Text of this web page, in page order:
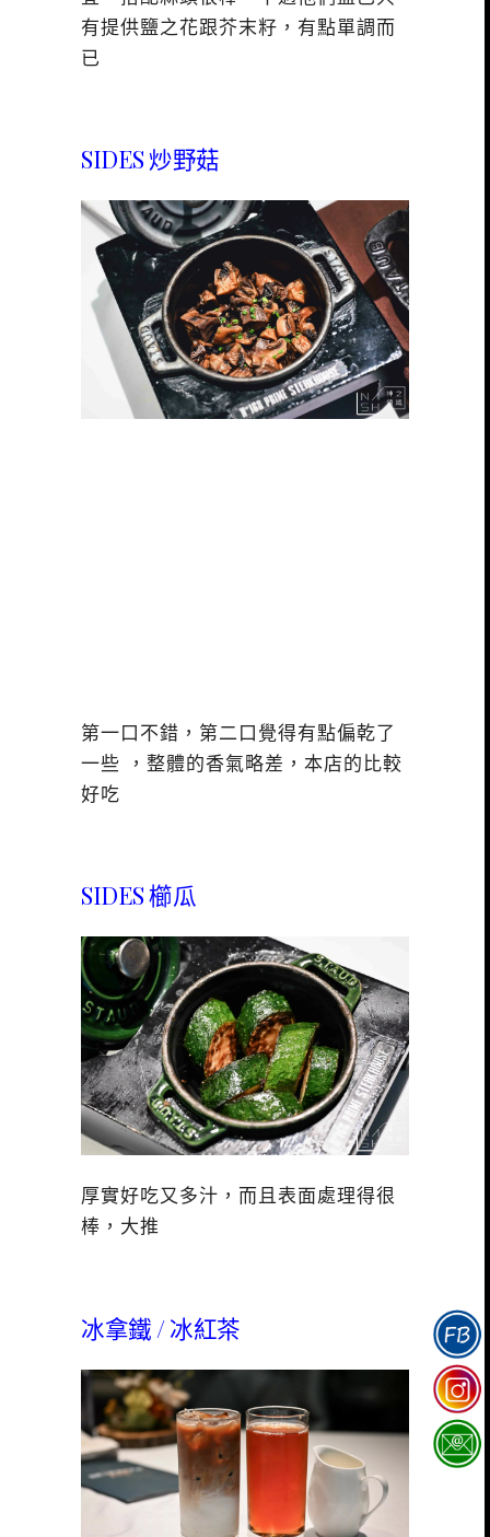
有提供鹽之花跟芥末籽，有點單調而
已
SIDES 炒野菇
第一口不錯，第二口覺得有點偏乾了
一些 ，整體的香氣略差，本店的比較
好吃
SIDES 櫛瓜
厚實好吃又多汁，而且表面處理得很
棒，大推
冰拿鐵 / 冰紅茶